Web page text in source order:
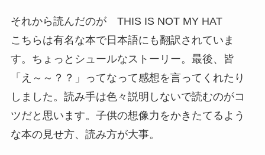
それから読んだのが THIS IS NOT MY HAT
こちらは有名な本で日本語にも翻訳されていま
す。ちょっとシュールなストーリー。最後、皆
「え～～？？」ってなって感想を言ってくれたり
しました。読み手は色々説明しないで読むのがコ
ツだと思います。子供の想像力をかきたてるよう
な本の見せ方、読み方が大事。